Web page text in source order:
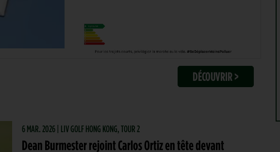
DÉCOUVRIR >
6 MAR. 2026 | LIV GOLF HONG KONG, TOUR 2
Dean Burmester rejoint Carlos Ortiz en tête devant